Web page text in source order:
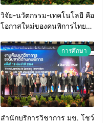
วิจัย-นวัตกรรม-เทคโนโลยี คือ
โอกาสใหม่ของคนพิการไทย
ประเทศ
การศึกษา
สำนักบริการวิชาการ มข. โชว์